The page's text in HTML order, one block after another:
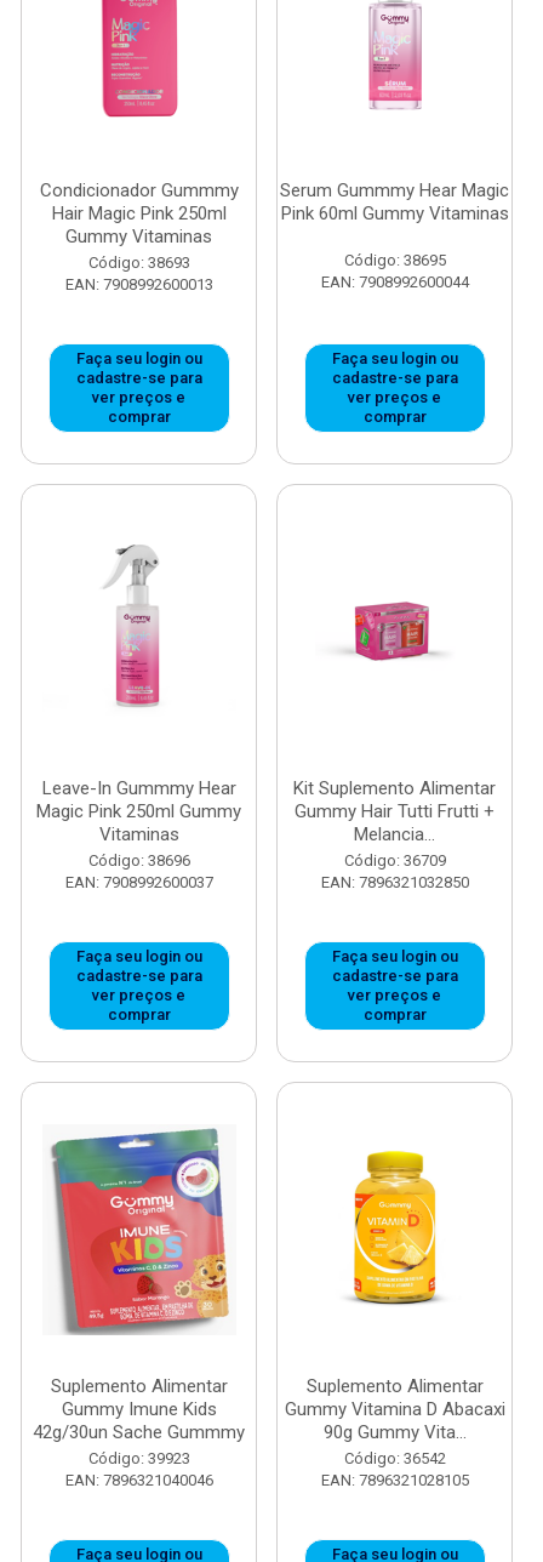
Condicionador Gummmy
Hair Magic Pink 250ml
Gummy Vitaminas
Código: 38693
EAN: 7908992600013
Faça seu login ou
cadastre-se para
ver preços e
comprar
Serum Gummmy Hear Magic
Pink 60ml Gummy Vitaminas
Código: 38695
EAN: 7908992600044
Faça seu login ou
cadastre-se para
ver preços e
comprar
Leave-In Gummmy Hear
Magic Pink 250ml Gummy
Vitaminas
Código: 38696
EAN: 7908992600037
Faça seu login ou
cadastre-se para
ver preços e
comprar
Kit Suplemento Alimentar
Gummy Hair Tutti Frutti +
Melancia...
Código: 36709
EAN: 7896321032850
Faça seu login ou
cadastre-se para
ver preços e
comprar
Suplemento Alimentar
Gummy Imune Kids
42g/30un Sache Gummmy
Código: 39923
EAN: 7896321040046
Faça seu login ou
Suplemento Alimentar
Gummy Vitamina D Abacaxi
90g Gummy Vita...
Código: 36542
EAN: 7896321028105
Faça seu login ou